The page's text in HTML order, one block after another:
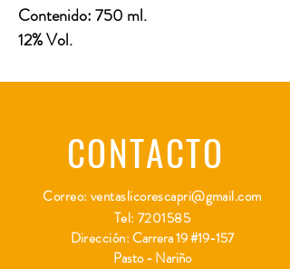
Contenido: 750 ml.
12% Vol.
CONTACTO
Correo:ventaslicorescapri@gmail.com
Tel:7201585
Dirección:Carrera 19 #19-157
Pasto - Nariño